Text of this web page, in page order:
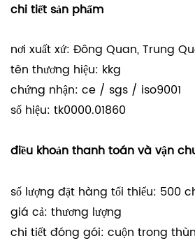
chi tiết sản phẩm
nơi xuất xứ: Đông Quan, Trung
tên thương hiệu: kkg
chứng nhận: ce / sgs / iso9001
số hiệu: tk0000.01860
điều khoản thanh toán và vận
số lượng đặt hàng tối thiểu: 500
giá cả: thương lượng
chi tiết đóng gói: cuộn trong